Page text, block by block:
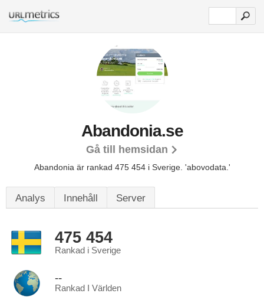
Abandonia.se
Gå till hemsidan
Abandonia är rankad 475 454 i Sverige. 'abovodata.'
Analys Innehåll Server
475 454
Rankad i Sverige
--
Rankad I Världen